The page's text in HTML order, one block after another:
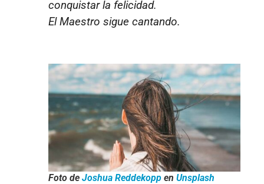
conquistar la felicidad.
El Maestro sigue cantando.
Foto de Joshua Reddekopp en Unsplash